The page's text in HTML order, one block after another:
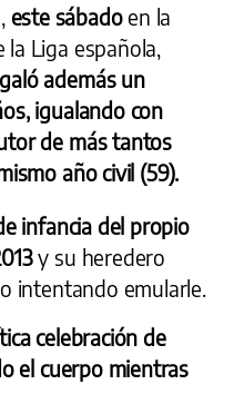
este sábadoen la
Liga española,
además un
igualando con
de más tantos
año civil (59).
infancia del propio
y su heredero
intentando emularle.
celebración de
el cuerpo mientras